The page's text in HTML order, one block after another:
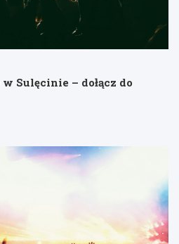
Sulęcinie – dołącz do